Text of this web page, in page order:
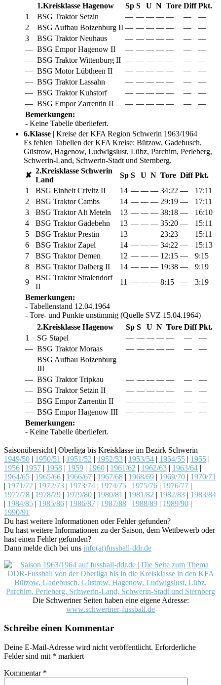
1.Kreisklasse Hagenow
Sp S U N Tore Diff Pkt.
1
BSG Traktor Setzin — — — — — —
—
2
BSG Aufbau Boizenburg II — — — — — —
—
3
BSG Traktor Neuhaus — — — — — —
—
— BSG Empor Hagenow II — — — — — —
—
— BSG Traktor Wittenburg II — — — — — —
—
— BSG Motor Lübtheen II — — — — — —
—
— BSG Traktor Lassahn — — — — — —
—
— BSG Traktor Kuhstorf — — — — — —
—
— BSG Empor Zarrentin II — — — — — —
—
Bemerkungen:
- Keine Tabelle überliefert.
6.Klasse | Kreise der KFA Region Schwerin 1963/1964
Es fehlen Tabellen der KFA Kreise: Bützow, Gadebusch,
Güstrow, Hagenow, Ludwigslust, Lübz, Parchim, Perleberg,
Schwerin-Land, Schwerin-Stadt und Sternberg.
✘
2.Kreisklasse Schwerin
Land
Sp S U N Tore Diff Pkt.
1
BSG Einheit Crivitz II 14 — — — 34:22 —
17:11
2
BSG Traktor Cambs 14 — — — 29:19 —
17:11
3
BSG Traktor Alt Meteln 13 — — — 38:18 —
16:10
4
BSG Traktor Gädebehn 13 — — — 35:20 —
15:11
5
BSG Traktor Prestin 13 — — — 23:23 —
15:11
6
BSG Traktor Zapel 14 — — — 34:22 —
15:13
7
BSG Traktor Demen 12 — — — 12:15 —
9:15
8
BSG Traktor Dalberg II 14 — — — 19:38 —
9:19
9
BSG Traktor Stralendorf
II
11 — — — 8:15 —
3:19
Bemerkungen:
- Tabellenstand 12.04.1964
- Tore- und Punkte unstimmig (Quelle SVZ 15.04.1964)
2.Kreisklasse Hagenow
Sp S U N Tore Diff Pkt.
1
SG Stapel — — — — — —
—
— BSG Traktor Moraas — — — — — —
—
—
BSG Aufbau Boizenburg
III
— — — — — —
—
— BSG Traktor Tripkau — — — — — —
—
— BSG Traktor Setzin II — — — — — —
—
— BSG Empor Zarrentin II — — — — — —
—
— BSG Empor Hagenow III — — — — — —
—
Bemerkungen:
- Keine Tabelle überliefert.
Saisonübersicht | Oberliga bis Kreisklasse im Bezirk Schwerin
1949/50 | 1950/51 | 1951/52 | 1952/53 | 1953/54 | 1954/55 | 1955 |
1956 | 1957 | 1958 | 1959 | 1960 | 1961/62 | 1962/63 | 1963/64 |
1964/65 | 1965/66 | 1966/67 | 1967/68 | 1968/69 | 1969/70 | 1970/71
| 1971/72 | 1972/73 | 1973/74 | 1974/75 | 1975/76 | 1976/77 |
1977/78 | 1978/79 | 1979/80 | 1980/81 | 1981/82 | 1982/83 | 1983/84
| 1984/85 | 1985/86 | 1986/87 | 1987/88 | 1988/89 | 1989/90 |
1990/91
Du hast weitere Informationen oder Fehler gefunden?
Du hast weitere Informationen zu der Saison, dem Wettbewerb oder
hast einen Fehler gefunden?
Dann melde dich bei uns info(at)fussball-ddr.de
Die Schweriner Seiten haben eine eigene Adresse:
www.schweriner-fussball.de
Schreibe einen Kommentar
Deine E-Mail-Adresse wird nicht veröffentlicht. Erforderliche
Felder sind mit * markiert
Kommentar *